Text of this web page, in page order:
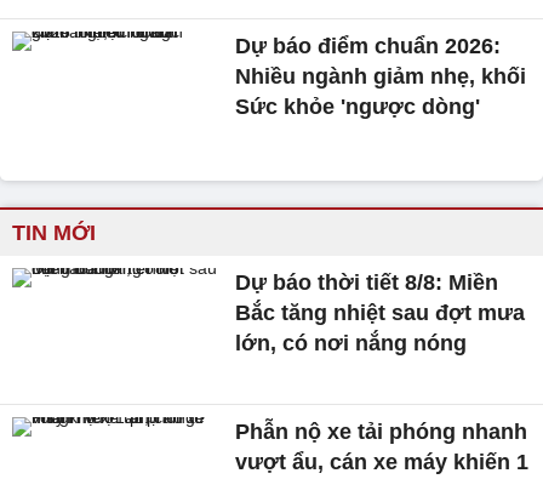
Dự báo điểm chuẩn 2026:
Nhiều ngành giảm nhẹ, khối
Sức khỏe 'ngược dòng'
TIN MỚI
Dự báo thời tiết 8/8: Miền
Bắc tăng nhiệt sau đợt mưa
lớn, có nơi nắng nóng
Phẫn nộ xe tải phóng nhanh
vượt ẩu, cán xe máy khiến 1